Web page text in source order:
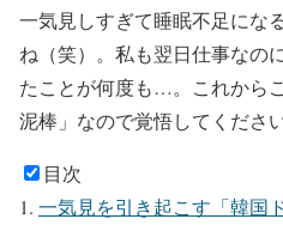
一気見しすぎて睡眠不足にな
ね（笑）。私も翌日仕事なの
たことが何度も…。これから
泥棒」なので覚悟してくださ
目次
一気見を引き起こす「韓国